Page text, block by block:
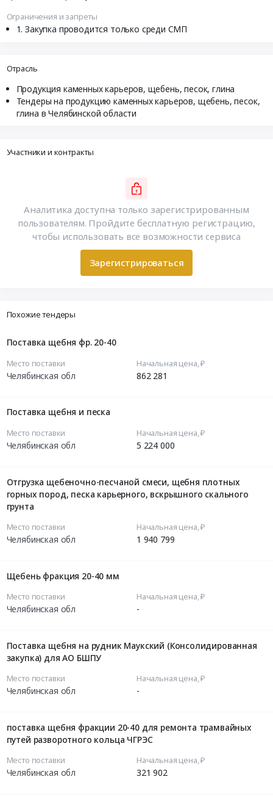
Ограничения и запреты
Закупка проводится только среди СМП
Отрасль
Продукция каменных карьеров, щебень, песок, глина
Тендеры на продукцию каменных карьеров, щебень, песок,
глина в Челябинской области
Участники и контракты
Аналитика доступна только зарегистрированным
пользователям. Пройдите бесплатную регистрацию,
чтобы использовать все возможности сервиса
Зарегистрироваться
Похожие тендеры
Поставка щебня фр. 20-40
Место поставки
Челябинская обл
Начальная цена, ₽
862 281
Поставка щебня и песка
Место поставки
Челябинская обл
Начальная цена, ₽
5 224 000
Отгрузка щебеночно-песчаной смеси, щебня плотных
горных пород, песка карьерного, вскрышного скального
грунта
Место поставки
Челябинская обл
Начальная цена, ₽
1 940 799
Щебень фракция 20-40 мм
Место поставки
Челябинская обл
Начальная цена, ₽
-
Поставка щебня на рудник Маукский (Консолидированная
закупка) для АО БШПУ
Место поставки
Челябинская обл
Начальная цена, ₽
-
поставка щебня фракции 20-40 для ремонта трамвайных
путей разворотного кольца ЧГРЭС
Место поставки
Челябинская обл
Начальная цена, ₽
321 902